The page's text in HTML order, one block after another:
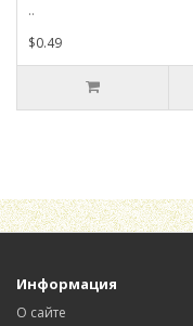
..
$0.49
Информация
О сайте